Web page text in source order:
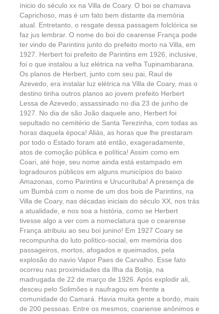
ínicio do século xx na Villa de Coary. O boi se chamava
Caprichoso, mas é um fato bem distante da memória
atual. Entretanto, o resgate dessa passagem folclórica se
faz jus lembrar. O nome do boi do cearense França pode
ter vindo de Parintins junto do prefeito morto na Villa, em
1927. Herbert foi prefeito de Parintins em 1926, inclusive,
foi o que instalou a luz elétrica na velha Tupinambarana.
Os planos de Herbert, junto com seu pai, Raul de
Azevedo, era instalar luz elétrica na Villa de Coary, mas o
destino tinha outros planos ao jovem prefeito Herbert
Lessa de Azevedo, assassinado no dia 23 de junho de
1927. No dia de são João daquele ano, Herbert foi
sepultado no cemitério de Santa Terezinha, com todas as
horas daquela época! Aliás, as horas que lhe prestaram
por todo o Estado foram até então, exageradamente,
atos de comoção pública e política! Assim como em
Coari, até hoje, seu nome ainda está estampado em
logradouros públicos em alguns municípios do baixo
Amazonas, como Parintins e Urucurituba! A presença de
um Bumbá com o nome de um dos bois de Parintins, na
Villa de Coary, nas décadas iniciais do século XX, nos trás
a atualidade, e nos soa a história, como se Herbert
tivesse algo a ver com a nomeclatura que o cearense
França atribuiu ao seu boi junino! Em 1927 Coary se
recompunha do luto político-social, em memória dos
passageiros, mortos, afogados e queimados, pela
explosão do navio Vapor Paes de Carvalho. Esse fato
ocorreu nas proximidades da Ilha da Botija, na
madrugada de 22 de março de 1926. Após explodir ali,
desceu pelo Solimões e naufragou em frente a
comunidade do Camará. Havia muita gente a bordo, mais
de 200 pessoas. Entre os mesmos, coariense anônimos e